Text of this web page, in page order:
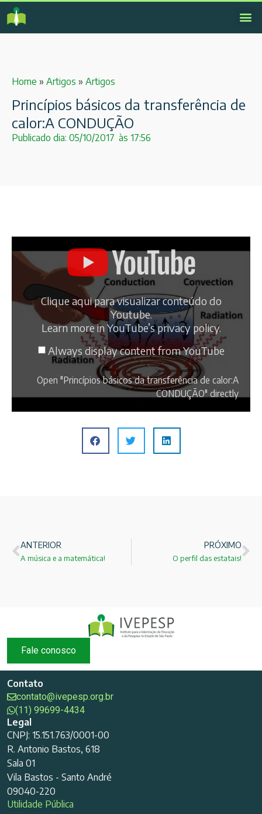
Home » Artigos » Artigos
Princípios básicos da transferência de
calor:A CONDUÇÃO
Publicado dia: 05/10/2017 às 17:56
Clique aqui para visualizar conteúdo do
Youtube.
Learn more in YouTube’s privacy policy.
Always display content from YouTube
Open "Princípios básicos da transferência de calor:A
CONDUÇÃO" directly
ANTERIOR
A música e a matemática!
PRÓXIMO
O perfil das estatais!
Fale conosco
Contato
contato@ivepesp.org.br
(11) 99699-4434
Legal
CNPJ: 15.151.763/0001-00
R. Antonio Bastos, 618
Sala 01
Vila Bastos - Santo André
09040-220
Utilidade Pública